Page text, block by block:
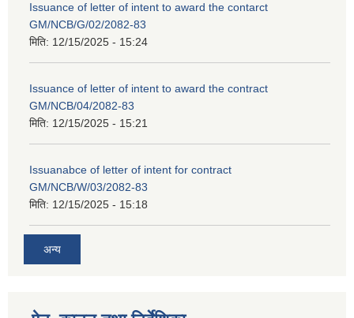
Issuance of letter of intent to award the contarct
GM/NCB/G/02/2082-83
मिति: 12/15/2025 - 15:24
Issuance of letter of intent to award the contract
GM/NCB/04/2082-83
मिति: 12/15/2025 - 15:21
Issuanabce of letter of intent for contract
GM/NCB/W/03/2082-83
मिति: 12/15/2025 - 15:18
अन्य